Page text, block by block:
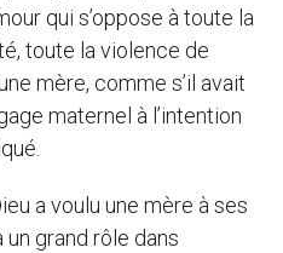
qui s’oppose à toute la
toute la violence de
mère, comme s’il avait
maternel à l’intention
a voulu une mère à ses
un grand rôle dans